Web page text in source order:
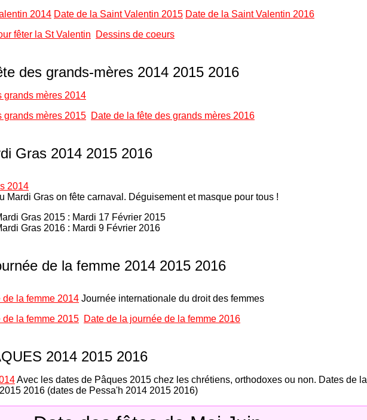
2014 Date de la Saint Valentin 2015 Date de la Saint Valentin 2016
fêter la St Valentin
Dessins de coeurs
des grands-mères 2014 2015 2016
grands mères 2014
grands mères 2015 Date de la fête des grands mères 2016
Gras 2014 2015 2016
2014
Mardi Gras on fête carnaval. Déguisement et masque pour tous !
Gras 2015 : Mardi 17 Février 2015
Gras 2016 : Mardi 9 Février 2016
de la femme 2014 2015 2016
la femme 2014 Journée internationale du droit des femmes
la femme 2015 Date de la journée de la femme 2016
2014 2015 2016
Avec les dates de Pâques 2015 chez les chrétiens, orthodoxes ou non. Dates de la
2016 (dates de Pessa'h 2014 2015 2016)